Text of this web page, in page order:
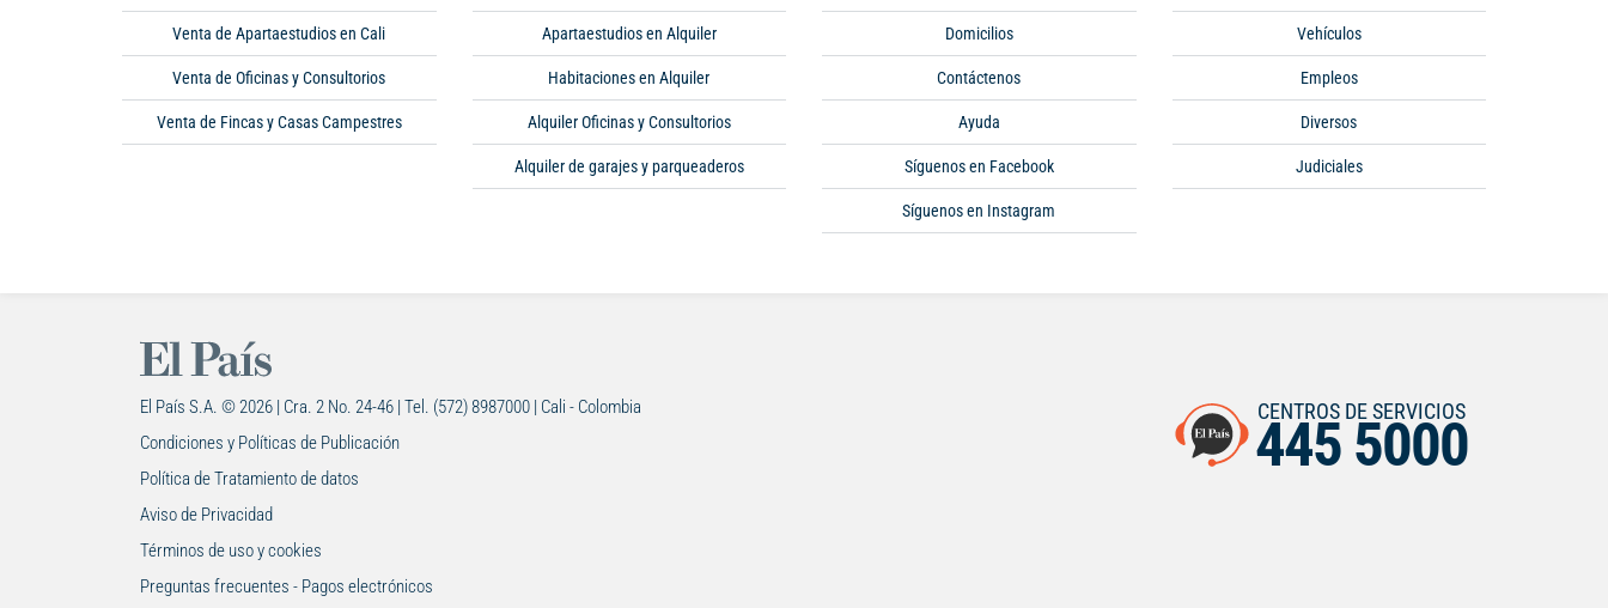
Venta de Apartaestudios en Cali
Venta de Oficinas y Consultorios
Venta de Fincas y Casas Campestres
Apartaestudios en Alquiler
Habitaciones en Alquiler
Alquiler Oficinas y Consultorios
Alquiler de garajes y parqueaderos
Domicilios
Contáctenos
Ayuda
Síguenos en Facebook
Síguenos en Instagram
Vehículos
Empleos
Diversos
Judiciales
El País S.A. © 2026 | Cra. 2 No. 24-46 | Tel. (572) 8987000 | Cali - Colombia
Condiciones y Políticas de Publicación
Política de Tratamiento de datos
Aviso de Privacidad
Términos de uso y cookies
Preguntas frecuentes - Pagos electrónicos
CENTROS DE SERVICIOS
445 5000